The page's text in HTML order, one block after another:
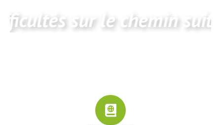
sur le chemin suite